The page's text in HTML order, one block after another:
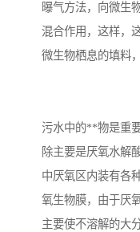
曝气方法，向微生
混合作用，这样，
微生物栖息的填料
污水中的**物是重
除主要是厌氧水解
中厌氧区内装有各
氧生物膜，由于厌
主要使不溶解的大